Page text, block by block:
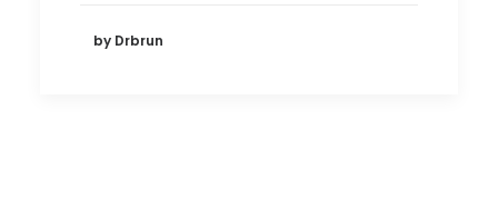
by Drbrun